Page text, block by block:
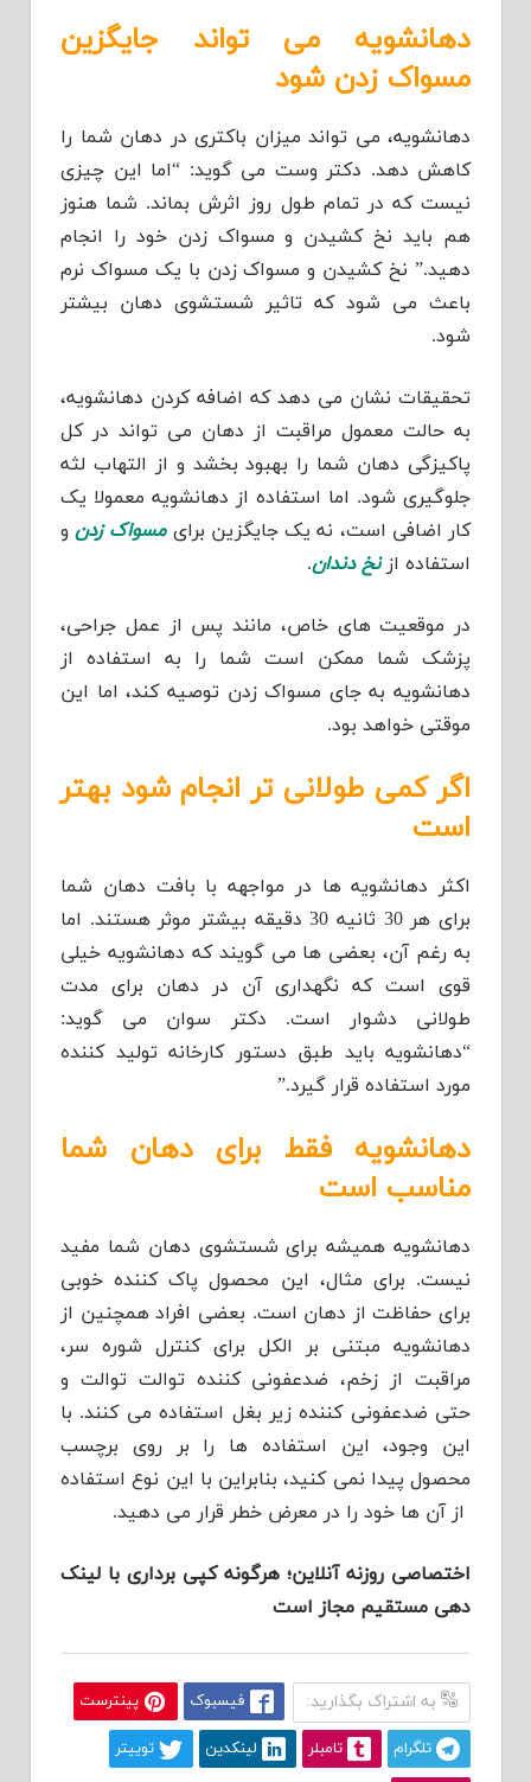
دهانشویه می تواند جایگزین
مسواک زدن شود
دهانشویه، می تواند میزان باکتری در دهان شما را
کاهش دهد. دکتر وست می گوید: “اما این چیزی
نیست که در تمام طول روز اثرش بماند. شما هنوز
هم باید نخ کشیدن و مسواک زدن خود را انجام
دهید.” نخ کشیدن و مسواک زدن با یک مسواک نرم
باعث می شود که تاثیر شستشوی دهان بیشتر
شود.
تحقیقات نشان می دهد که اضافه کردن دهانشویه،
به حالت معمول مراقبت از دهان می تواند در کل
پاکیزگی دهان شما را بهبود بخشد و از التهاب لثه
جلوگیری شود. اما استفاده از دهانشویه معمولا یک
کار اضافی است، نه یک جایگزین برایمسواک زدنو
استفاده ازنخ دندان.
در موقعیت های خاص، مانند پس از عمل جراحی،
پزشک شما ممکن است شما را به استفاده از
دهانشویه به جای مسواک زدن توصیه کند، اما این
موقتی خواهد بود.
اگر کمی طولانی تر انجام شود بهتر
است
اکثر دهانشویه ها در مواجهه با بافت دهان شما
برای هر 30 ثانیه 30 دقیقه بیشتر موثر هستند. اما
به رغم آن، بعضی ها می گویند که دهانشویه خیلی
قوی است که نگهداری آن در دهان برای مدت
طولانی دشوار است. دکتر سوان می گوید:
“دهانشویه باید طبق دستور کارخانه تولید کننده
مورد استفاده قرار گیرد.”
دهانشویه فقط برای دهان شما
مناسب است
دهانشویه همیشه برای شستشوی دهان شما مفید
نیست. برای مثال، این محصول پاک کننده خوبی
برای حفاظت از دهان است. بعضی افراد همچنین از
دهانشویه مبتنی بر الکل برای کنترل شوره سر،
مراقبت از زخم، ضدعفونی کننده توالت توالت و
حتی ضدعفونی کننده زیر بغل استفاده می کنند. با
این وجود، این استفاده ها را بر روی برچسب
محصول پیدا نمی کنید، بنابراین با این نوع استفاده
از آن ها خود را در معرض خطر قرار می دهید.
اختصاصی روزنه آنلاین؛ هرگونه کپی برداری با لینک
دهی مستقیم مجاز است
به اشتراک بگذارید: فیسبوک پینترست
تلگرام تامبلر لینکدین توییتر